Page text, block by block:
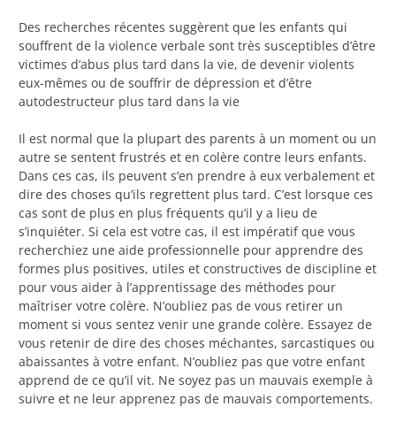
Des recherches récentes suggèrent que les enfants qui
souffrent de la violence verbale sont très susceptibles d’être
victimes d’abus plus tard dans la vie, de devenir violents
eux-mêmes ou de souffrir de dépression et d’être
autodestructeur plus tard dans la vie
Il est normal que la plupart des parents à un moment ou un
autre se sentent frustrés et en colère contre leurs enfants.
Dans ces cas, ils peuvent s’en prendre à eux verbalement et
dire des choses qu’ils regrettent plus tard. C’est lorsque ces
cas sont de plus en plus fréquents qu’il y a lieu de
s’inquiéter. Si cela est votre cas, il est impératif que vous
recherchiez une aide professionnelle pour apprendre des
formes plus positives, utiles et constructives de discipline et
pour vous aider à l’apprentissage des méthodes pour
maîtriser votre colère. N’oubliez pas de vous retirer un
moment si vous sentez venir une grande colère. Essayez de
vous retenir de dire des choses méchantes, sarcastiques ou
abaissantes à votre enfant. N’oubliez pas que votre enfant
apprend de ce qu’il vit. Ne soyez pas un mauvais exemple à
suivre et ne leur apprenez pas de mauvais comportements.